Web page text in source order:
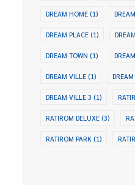
DREAM HOME (1)
DREAM PLACE (1)
DREAM TOWN (1)
DREAM VILLE (1)
DREAM VILLE 3 (1)
RATIROM DELUXE (3)
RATIROM PARK (1)